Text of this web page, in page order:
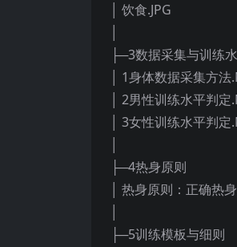
│ 饮食.JPG
├─3数据采集与训练
│ 1身体数据采集方
│ 2男性训练水平判
│ 3女性训练水平判
├─4热身原则
│ 热身原则：正确热
├─5训练模板与细则